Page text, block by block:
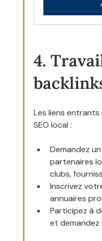
4.
Les liens
SEO local :
Demandez
partenaires
clubs,
Inscrivez
annuaires
Participez à
et demandez